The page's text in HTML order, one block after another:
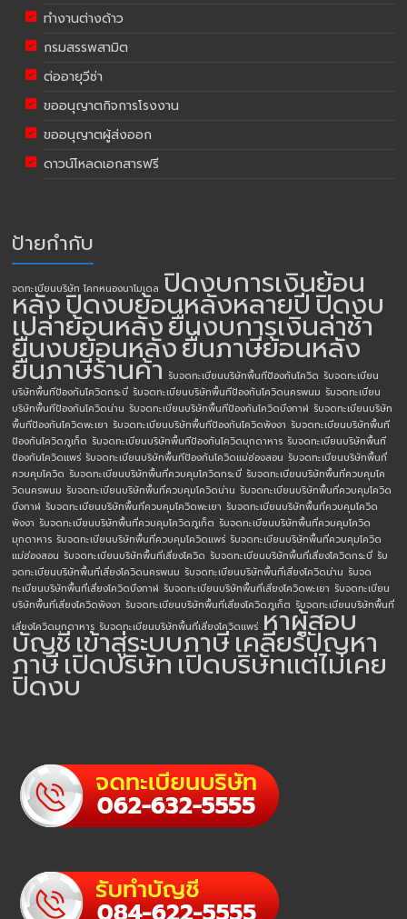
ทำงานต่างด้าว
กรมสรรพสามิต
ต่ออายุวีซ่า
ขออนุญาตกิจการโรงงาน
ขออนุญาตผู้ส่งออก
ดาวน์โหลดเอกสารฟรี
ป้ายกำกับ
จดทะเบียนบริษัท โคกหนองนาโมเดล ปิดงบการเงินย้อน
หลังปิดงบย้อนหลังหลายปีปิดงบ
เปล่าย้อนหลังยื่นงบการเงินล่าช้า
ยื่นงบย้อนหลังยื่นภาษีย้อนหลัง
ยื่นภาษีร้านค้า รับจดทะเบียนบริษัทพื้นทีป้องกันโควิด รับจดทะเบียน
บริษัทพื้นทีป้องกันโควิดกระบี่ รับจดทะเบียนบริษัทพื้นทีป้องกันโควิดนครพนม รับจดทะเบียน
บริษัทพื้นทีป้องกันโควิดน่าน รับจดทะเบียนบริษัทพื้นทีป้องกันโควิดบึงกาฬ รับจดทะเบียนบริษัท
พื้นทีป้องกันโควิดพะเยา รับจดทะเบียนบริษัทพื้นทีป้องกันโควิดพังงา รับจดทะเบียนบริษัทพื้นที
ป้องกันโควิดภูเก็ต รับจดทะเบียนบริษัทพื้นทีป้องกันโควิดมุกดาหาร รับจดทะเบียนบริษัทพื้นที
ป้องกันโควิดแพร่ รับจดทะเบียนบริษัทพื้นทีป้องกันโควิดแม่ฮ่องสอน รับจดทะเบียนบริษัทพื้นที่
ควบคุมโควิด รับจดทะเบียนบริษัทพื้นที่ควบคุมโควิดกระบี่ รับจดทะเบียนบริษัทพื้นที่ควบคุมโค
วิดนครพนม รับจดทะเบียนบริษัทพื้นที่ควบคุมโควิดน่าน รับจดทะเบียนบริษัทพื้นที่ควบคุมโควิด
บึงกาฬ รับจดทะเบียนบริษัทพื้นที่ควบคุมโควิดพะเยา รับจดทะเบียนบริษัทพื้นที่ควบคุมโควิด
พังงา รับจดทะเบียนบริษัทพื้นที่ควบคุมโควิดภูเก็ต รับจดทะเบียนบริษัทพื้นที่ควบคุมโควิด
มุกดาหาร รับจดทะเบียนบริษัทพื้นที่ควบคุมโควิดแพร่ รับจดทะเบียนบริษัทพื้นที่ควบคุมโควิด
แม่ฮ่องสอน รับจดทะเบียนบริษัทพื้นที่เสี่ยงโควิด รับจดทะเบียนบริษัทพื้นที่เสี่ยงโควิดกระบี่ รับ
จดทะเบียนบริษัทพื้นที่เสี่ยงโควิดนครพนม รับจดทะเบียนบริษัทพื้นที่เสี่ยงโควิดน่าน รับจด
ทะเบียนบริษัทพื้นที่เสี่ยงโควิดบึงกาฬ รับจดทะเบียนบริษัทพื้นที่เสี่ยงโควิดพะเยา รับจดทะเบียน
บริษัทพื้นที่เสี่ยงโควิดพังงา รับจดทะเบียนบริษัทพื้นที่เสี่ยงโควิดภูเก็ต รับจดทะเบียนบริษัทพื้นที่
เสี่ยงโควิดมุกดาหาร รับจดทะเบียนบริษัทพื้นที่เสี่ยงโควิดแพร่ หาผู้สอบ
บัญชีเข้าสู่ระบบภาษีเคลียร์ปัญหา
ภาษีเปิดบริษัทเปิดบริษัทแต่ไม่เคย
ปิดงบ